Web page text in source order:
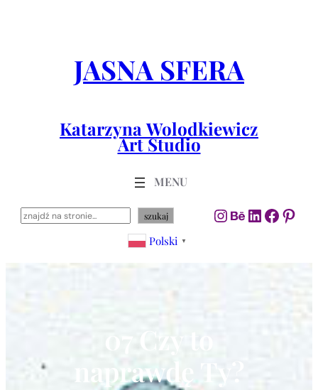
JASNA SFERA
Katarzyna Wolodkiewicz
Art Studio
Szukaj szukaj Instagram
Behance
LinkedIn
Polski ▼
07 Czy to
naprawdę Ty?